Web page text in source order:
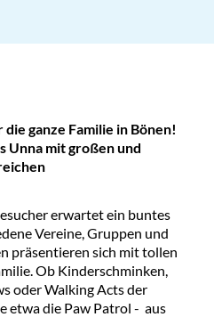
ganze Familie in Bönen!
Unna mit großen und
erwartet ein buntes
Vereine, Gruppen und
präsentieren sich mit tollen
Ob Kinderschminken,
oder Walking Acts der
etwa die Paw Patrol - aus